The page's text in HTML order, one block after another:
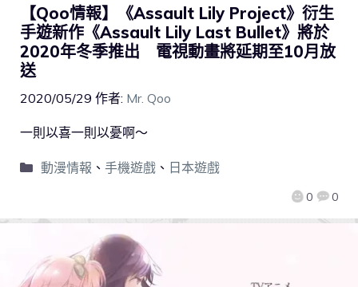
【Qoo情報】《Assault Lily Project》衍生
手遊新作《Assault Lily Last Bullet》將於
2020年冬季推出 電視動畫將延期至10月放
送
2020/05/29 作者: Mr. Qoo
0 0
一則以喜一則以憂啊～
動漫情報 、 手機遊戲、 日本遊戲